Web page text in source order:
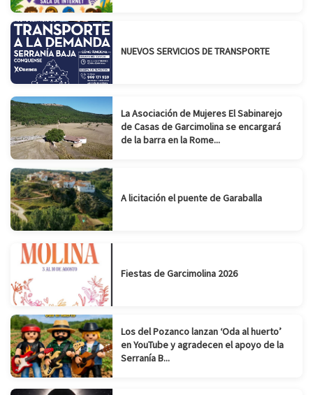
NUEVOS SERVICIOS DE TRANSPORTE
La Asociación de Mujeres El Sabinarejo
de Casas de Garcimolina se encargará
de la barra en la Rome...
A licitación el puente de Garaballa
Fiestas de Garcimolina 2026
Los del Pozanco lanzan ‘Oda al huerto’
en YouTube y agradecen el apoyo de la
Serranía B...